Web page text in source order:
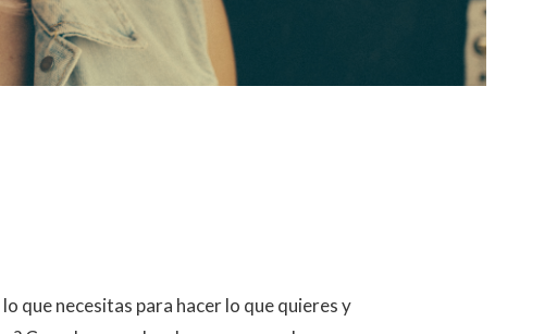
que necesitas para hacer lo que quieres y